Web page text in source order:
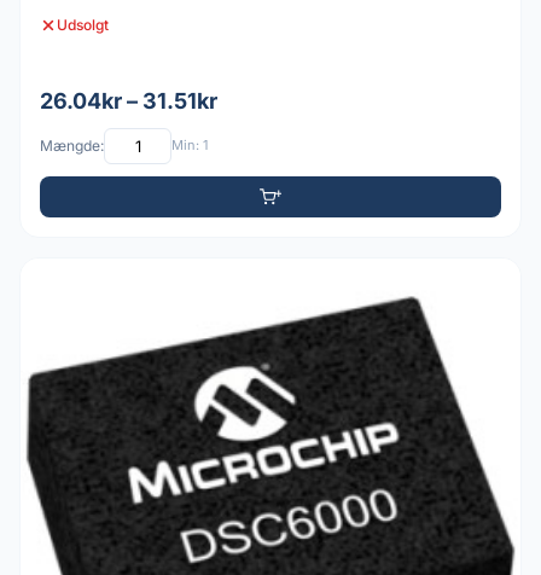
Udsolgt
26.04kr – 31.51kr
Mængde: Min: 1